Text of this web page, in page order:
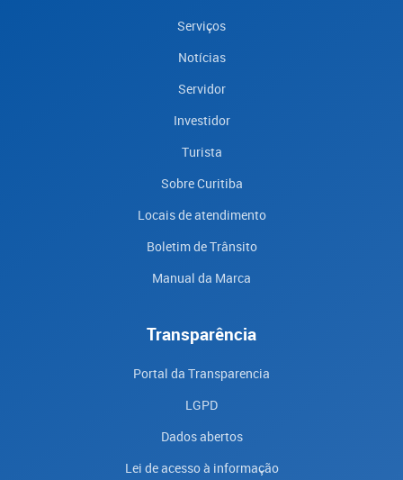
Serviços
Notícias
Servidor
Investidor
Turista
Sobre Curitiba
Locais de atendimento
Boletim de Trânsito
Manual da Marca
Transparência
Portal da Transparencia
LGPD
Dados abertos
Lei de acesso à informação